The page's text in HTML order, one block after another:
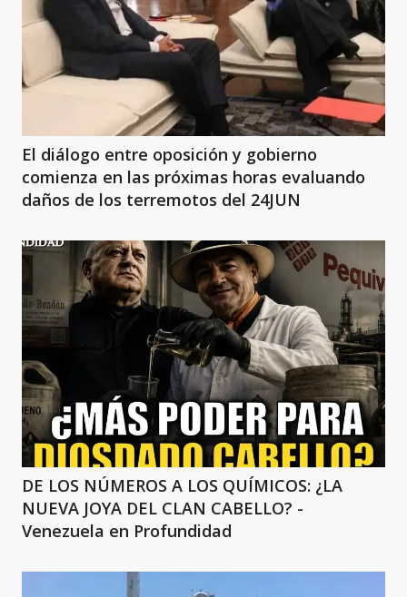
El diálogo entre oposición y gobierno
comienza en las próximas horas evaluando
daños de los terremotos del 24JUN
DE LOS NÚMEROS A LOS QUÍMICOS: ¿LA
NUEVA JOYA DEL CLAN CABELLO? -
Venezuela en Profundidad